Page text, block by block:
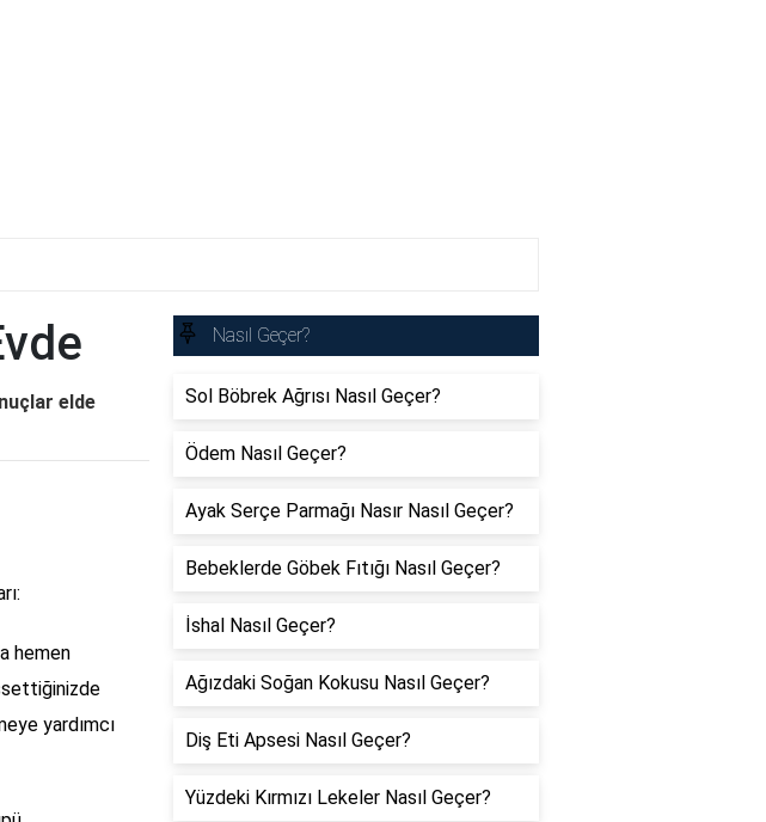
elde
hemen
yardımcı
Nasıl Geçer?
Sol Böbrek Ağrısı Nasıl Geçer?
Ödem Nasıl Geçer?
Ayak Serçe Parmağı Nasır Nasıl Geçer?
Bebeklerde Göbek Fıtığı Nasıl Geçer?
İshal Nasıl Geçer?
Ağızdaki Soğan Kokusu Nasıl Geçer?
Diş Eti Apsesi Nasıl Geçer?
Yüzdeki Kırmızı Lekeler Nasıl Geçer?